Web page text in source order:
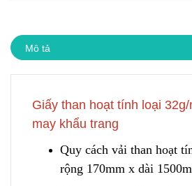
Mô tả
Giấy than hoạt tính loại
may khẩu trang
Quy cách vải than hoạt
rộng 170mm x dài